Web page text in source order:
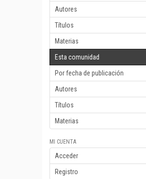
Autores
Títulos
Materias
Esta comunidad
Por fecha de publicación
Autores
Títulos
Materias
MI CUENTA
Acceder
Registro